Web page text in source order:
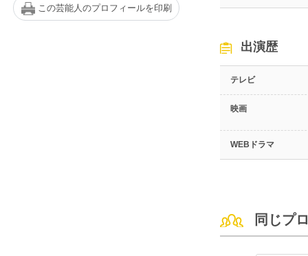
この芸能人のプロフィールを印刷
出演歴
テレビ
映画
WEBドラマ
同じプ